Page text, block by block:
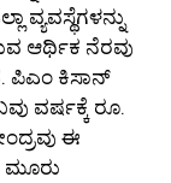
ಆರ್ಥಿಕ ನೆರವು
ಪಿಎಂ ಕಿಸಾನ್
ವರ್ಷಕ್ಕೆ ರೂ.
ಈ
ಮೂರು